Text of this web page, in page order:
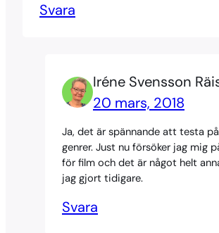
Svara
Iréne Svensson
20 mars, 2018
Ja, det är spännande att testa
genrer. Just nu försöker jag mig
för film och det är något helt
jag gjort tidigare.
Svara